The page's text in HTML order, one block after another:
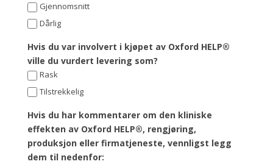
Gjennomsnitt
Dårlig
Hvis du var involvert i kjøpet av Oxford HELP®
ville du vurdert levering som?
Rask
Tilstrekkelig
Hvis du har kommentarer om den kliniske
effekten av Oxford HELP®, rengjøring,
produksjon eller firmatjeneste, vennligst legg
dem til nedenfor: